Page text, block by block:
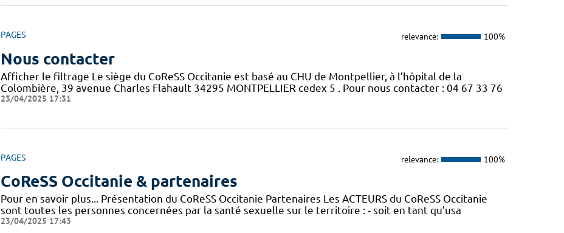
PAGES relevance: 100%
Nous contacter
Afficher le filtrage Le siège du CoReSS Occitanie est basé au CHU de Montpellier, à l’hôpital de la
Colombière, 39 avenue Charles Flahault 34295 MONTPELLIER cedex 5 . Pour nous contacter : 04 67 33 76
23/04/2025 17:31
PAGES relevance: 100%
CoReSS Occitanie & partenaires
Pour en savoir plus... Présentation du CoReSS Occitanie Partenaires Les ACTEURS du CoReSS Occitanie
sont toutes les personnes concernées par la santé sexuelle sur le territoire : - soit en tant qu’usa
23/04/2025 17:43